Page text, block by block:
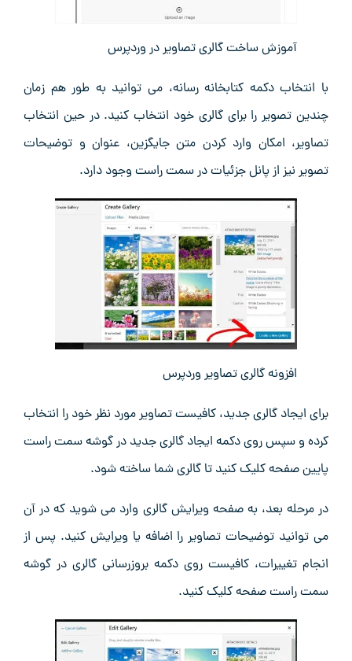
آموزش ساخت گالری تصاویر در وردپرس
با انتخاب دکمه کتابخانه رسانه، می‌ توانید به ‌طور هم‌ زمان
چندین تصویر را برای گالری خود انتخاب کنید. در حین انتخاب
تصاویر، امکان وارد کردن متن جایگزین، عنوان و توضیحات
تصویر نیز از پانل جزئیات در سمت راست وجود دارد.
افزونه گالری تصاویر وردپرس
برای ایجاد گالری جدید، کافیست تصاویر مورد نظر خود را انتخاب
کرده و سپس روی دکمه ایجاد گالری جدید در گوشه سمت راست
پایین صفحه کلیک کنید تا گالری شما ساخته شود.
در مرحله بعد، به صفحه ویرایش گالری وارد می ‌شوید که در آن
می ‌توانید توضیحات تصاویر را اضافه یا ویرایش کنید. پس از
انجام تغییرات، کافیست روی دکمه بروزرسانی گالری در گوشه
سمت راست صفحه کلیک کنید.